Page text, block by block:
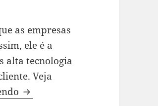
as empresas
ele é a
alta tecnologia
Veja
Quem é o consumidor do